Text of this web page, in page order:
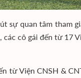
quan tâm tham
cô gái đến từ 17
từ Viện CNSH &